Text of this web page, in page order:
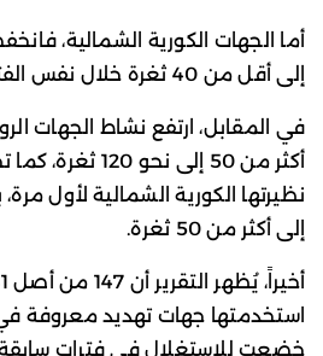
إلى أقل من 40 ثغرة خلال نفس الفترة.
في المقابل، ارتفع نشاط الجهات
أكثر من 50 إلى نحو
إلى أكثر من 50 ثغرة.
خضعت للاستغلال في فترات